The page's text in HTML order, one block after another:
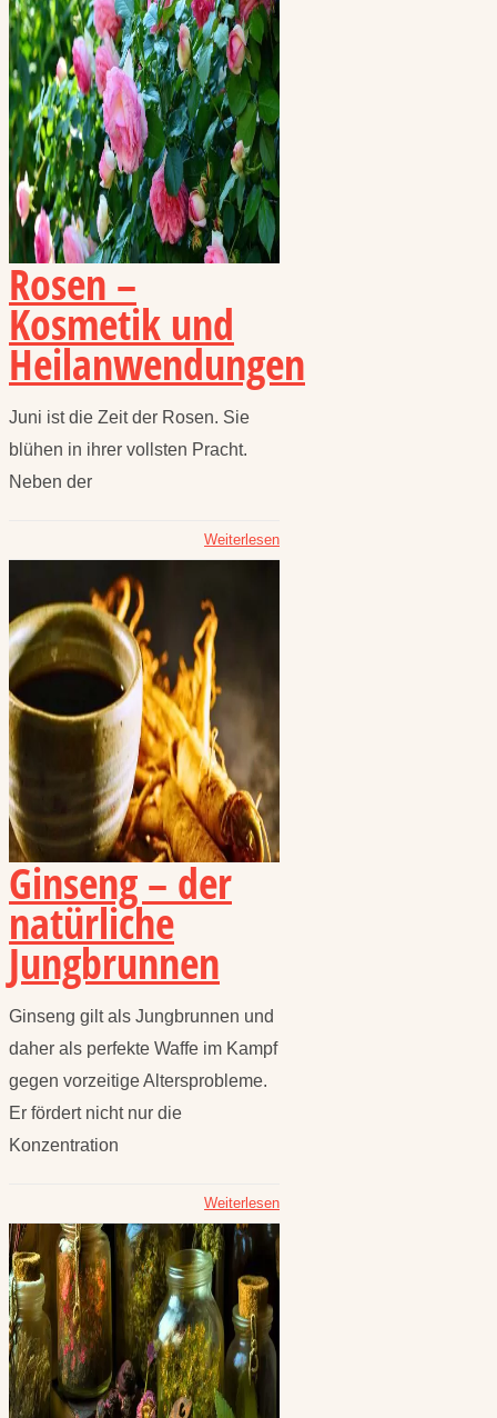
Rosen –
Kosmetik und
Heilanwendungen
Juni ist die Zeit der Rosen. Sie
blühen in ihrer vollsten Pracht.
Neben der
Weiterlesen
Ginseng – der
natürliche
Jungbrunnen
Ginseng gilt als Jungbrunnen und
daher als perfekte Waffe im Kampf
gegen vorzeitige Altersprobleme.
Er fördert nicht nur die
Konzentration
Weiterlesen